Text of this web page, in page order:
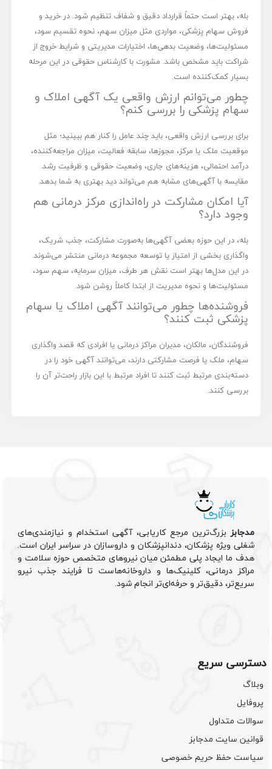
بله، بهتر است حتماً قرارداد دقیق و شفاف تنظیم شود. در خرید و
فروش سهام پزشکی، مواردی مثل میزان سهم، نحوه تقسیم سود،
مسئولیت‌ها، وضعیت بدهی‌ها، اختیارات مدیریتی و شرایط خروج از
شراکت باید مشخص باشد. مشورت با کارشناس حقوقی در این مرحله
بسیار کمک‌کننده است.
چطور می‌توانم ارزش واقعی یک آگهی املاک و
سهام پزشکی را بررسی کنم؟
برای بررسی ارزش واقعی، باید چند عامل را کنار هم ببینید؛ مثل
موقعیت ملک یا مرکز، مجوزها، سابقه فعالیت، میزان مراجعه‌کننده،
درآمد احتمالی، هزینه‌های جاری، وضعیت حقوقی و ظرفیت رشد.
مقایسه با آگهی‌های مشابه هم می‌تواند دید بهتری به شما بدهد.
آیا امکان مشارکت در راه‌اندازی مرکز درمانی هم
وجود دارد؟
بله، در این حوزه بعضی آگهی‌ها به‌صورت مشارکت، جذب شریک،
واگذاری بخشی از امتیاز یا توسعه مجموعه درمانی منتشر می‌شوند.
در این مدل‌ها بهتر است نقش هر طرف، میزان سرمایه، سهم سود،
مسئولیت‌ها و نحوه مدیریت از ابتدا کاملاً روشن شود.
فروشنده‌ها چطور می‌توانند آگهی املاک یا سهام
پزشکی ثبت کنند؟
فروشندگان، مالکان، مدیران مراکز درمانی یا افرادی که قصد واگذاری
سهام، ملک یا فرصت مشارکتی دارند، می‌توانند آگهی خود را در
دسته‌بندی مرتبط ثبت کنند تا افراد مرتبط با این بازار راحت‌تر آن را
بررسی کنند.
مدجابزبزرگ‌ترین مرجع کاریابی، آگهی استخدام و نیازمندی‌های
شغلی ویژه پزشکان، دندانپزشکان و داروسازان در سراسر ایران است.
هدف ما ایجاد پلی مطمئن میان نیروهای متخصص حوزه سلامت و
مراکز درمانی، کلینیک‌ها و داروخانه‌هاست تا فرایند جذب نیرو
سریع‌تر، دقیق‌تر و حرفه‌ای‌تر انجام شود.
دسترسی سریع
وبلاگ
پروفایل
سوالات متداول
قوانین سایت مدجابز
سیاست حفظ حریم خصوصی